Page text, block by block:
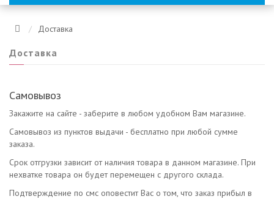
Доставка
Доставка
Самовывоз
Закажите на сайте - заберите в любом удобном Вам магазине.
Самовывоз из пунктов выдачи - бесплатно при любой сумме
заказа.
Срок отгрузки зависит от наличия товара в данном магазине. При
нехватке товара он будет перемещен с другого склада.
Подтверждение по смс оповестит Вас о том, что заказ прибыл в